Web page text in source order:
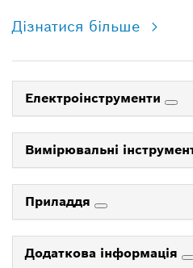
Дізнатися більше
Електроінструменти
Вимірювальні
Приладдя
Додаткова інформація